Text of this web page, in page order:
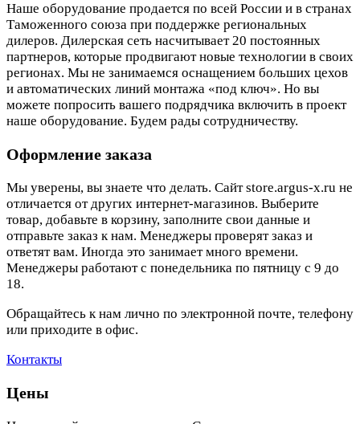
Наше оборудование продается по всей России и в странах
Таможенного союза при поддержке региональных
дилеров. Дилерская сеть насчитывает 20 постоянных
партнеров, которые продвигают новые технологии в своих
регионах. Мы не занимаемся оснащением больших цехов
и автоматических линий монтажа «под ключ». Но вы
можете попросить вашего подрядчика включить в проект
наше оборудование. Будем рады сотрудничеству.
Оформление заказа
Мы уверены, вы знаете что делать. Сайт store.argus-x.ru не
отличается от других интернет-магазинов. Выберите
товар, добавьте в корзину, заполните свои данные и
отправьте заказ к нам. Менеджеры проверят заказ и
ответят вам. Иногда это занимает много времени.
Менеджеры работают с понедельника по пятницу с 9 до
18.
Обращайтесь к нам лично по электронной почте, телефону
или приходите в офис.
Контакты
Цены